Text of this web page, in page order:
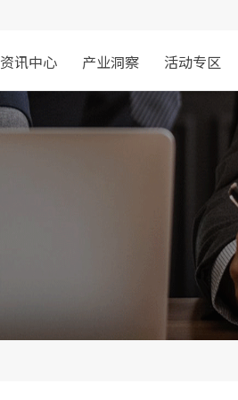
资讯中心 产业洞察 活动专区